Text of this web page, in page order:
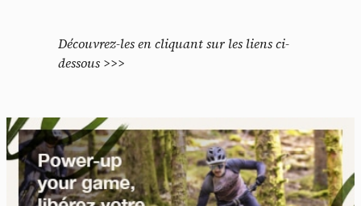
Découvrez-les en cliquant sur les liens ci-
dessous >>>